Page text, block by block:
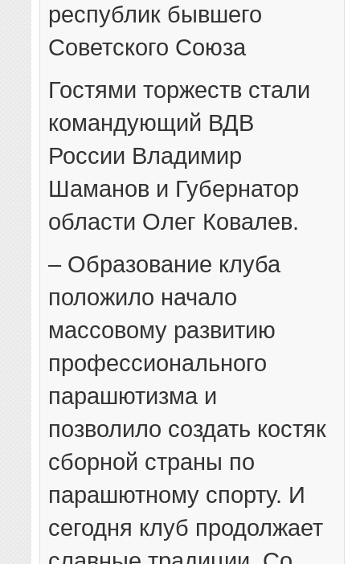
республик бывшего
Советского Союза
Гостями торжеств стали
командующий ВДВ
России Владимир
Шаманов и Губернатор
области Олег Ковалев.
– Образование клуба
положило начало
массовому развитию
профессионального
парашютизма и
позволило создать костяк
сборной страны по
парашютному спорту. И
сегодня клуб продолжает